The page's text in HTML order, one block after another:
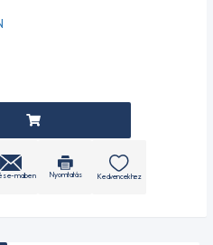
e-mailben Nyomtatás Kedvencekhez